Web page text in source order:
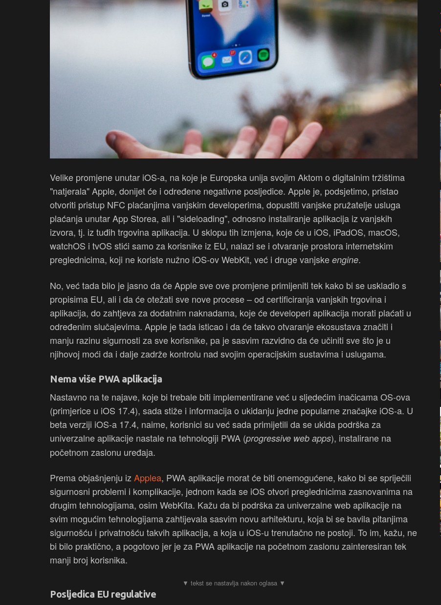
Velike promjene unutar iOS-a, na koje je Europska unija svojim Aktom o digitalnim tržištima
"natjerala" Apple, donijet će i određene negativne posljedice. Apple je, podsjetimo, pristao
otvoriti pristup NFC plaćanjima vanjskim developerima, dopustiti vanjske pružatelje usluga
plaćanja unutar App Storea, ali i "sideloading", odnosno instaliranje aplikacija iz vanjskih
izvora, tj. iz tuđih trgovina aplikacija. U sklopu tih izmjena, koje će u iOS, iPadOS, macOS,
watchOS i tvOS stići samo za korisnike iz EU, nalazi se i otvaranje prostora internetskim
preglednicima, koji ne koriste nužno iOS-ov WebKit, već i druge vanjske engine.
No, već tada bilo je jasno da će Apple sve ove promjene primijeniti tek kako bi se uskladio s
propisima EU, ali i da će otežati sve nove procese – od certificiranja vanjskih trgovina i
aplikacija, do zahtjeva za dodatnim naknadama, koje će developeri aplikacija morati plaćati u
određenim slučajevima. Apple je tada isticao i da će takvo otvaranje ekosustava značiti i
manju razinu sigurnosti za sve korisnike, pa je sasvim razvidno da će učiniti sve što je u
njihovoj moći da i dalje zadrže kontrolu nad svojim operacijskim sustavima i uslugama.
Nema više PWA aplikacija
Nastavno na te najave, koje bi trebale biti implementirane već u sljedećim inačicama OS-ova
(primjerice u iOS 17.4), sada stiže i informacija o ukidanju jedne popularne značajke iOS-a. U
beta verziji iOS-a 17.4, naime, korisnici su već sada primijetili da se ukida podrška za
univerzalne aplikacije nastale na tehnologiji PWA (progressive web apps), instalirane na
početnom zaslonu uređaja.
Prema objašnjenju izApplea, PWA aplikacije morat će biti onemogućene, kako bi se spriječili
sigurnosni problemi i komplikacije, jednom kada se iOS otvori preglednicima zasnovanima na
drugim tehnologijama, osim WebKita. Kažu da bi podrška za univerzalne web aplikacije na
svim mogućim tehnologijama zahtijevala sasvim novu arhitekturu, koja bi se bavila pitanjima
sigurnošću i privatnošću takvih aplikacija, a koja u iOS-u trenutačno ne postoji. To im, kažu, ne
bi bilo praktično, a pogotovo jer je za PWA aplikacije na početnom zaslonu zainteresiran tek
manji broj korisnika.
Posljedica EU regulative